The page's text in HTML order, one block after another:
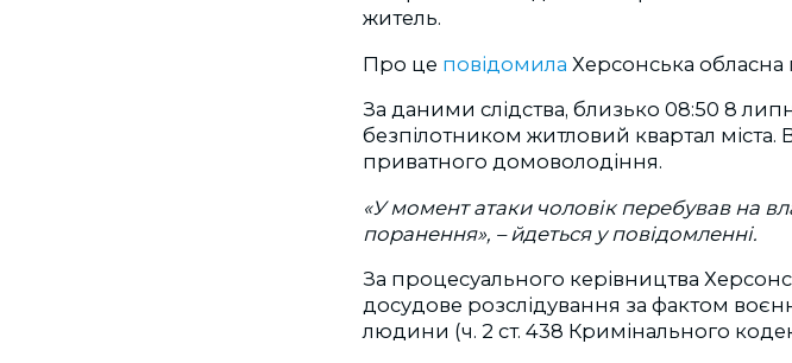
житель.
Про це повідомила Херсонська обласна
За даними слідства, близько 08:50 8
безпілотником житловий квартал
приватного домоволодіння.
«У момент атаки чоловік перебував на
поранення», – йдеться у повідомленні.
За процесуального керівництва
досудове розслідування за фактом
людини (ч. 2 ст. 438 Кримінального